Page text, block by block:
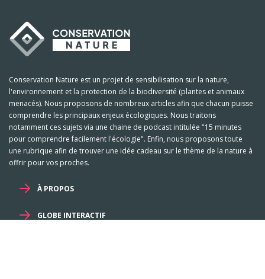
Conservation Nature est un projet de sensibilisation sur la nature,
l'environnement et la protection de la biodiversité (plantes et animaux
menacés). Nous proposons de nombreux articles afin que chacun puisse
comprendre les principaux enjeux écologiques. Nous traitons
notamment ces sujets via une chaine de podcast intitulée "15 minutes
pour comprendre facilement l'écologie". Enfin, nous proposons toute
une rubrique afin de trouver une idée cadeau sur le thème de la nature à
offrir pour vos proches.
À PROPOS
GLOBE INTERACTIF